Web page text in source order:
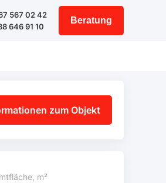
567 02 42
646 91 10
Beratung
zum Objekt
m²